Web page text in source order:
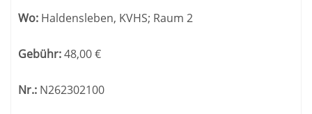
Wo: Haldensleben, KVHS; Raum 2
Gebühr:48,00€
Nr.: N262302100